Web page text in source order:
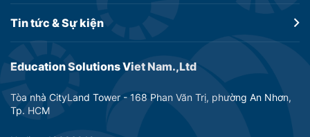
Education Solutions Viet Nam.,Ltd
Tòa nhà CityLand Tower - 168 Phan Văn Trị, phường An Nhơn,
Tp. HCM
Tin tức &Sự kiện